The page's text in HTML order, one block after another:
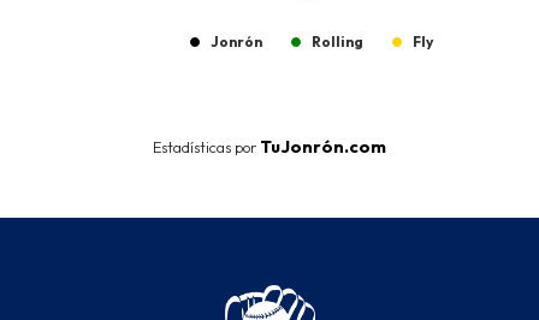
Jonrón Rolling Fly
Estadísticas por TuJonrón.com